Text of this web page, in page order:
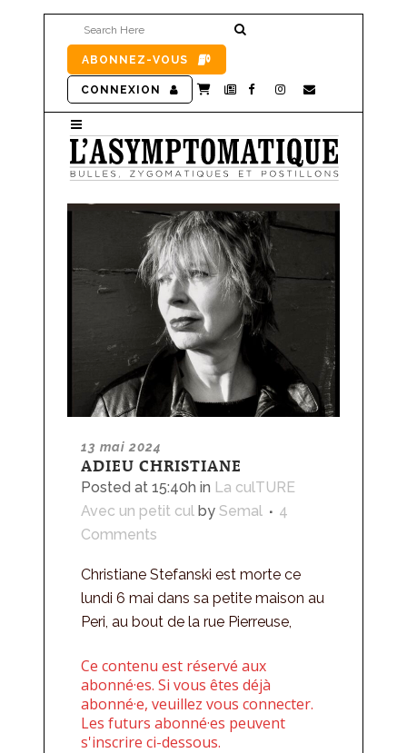
ABONNEZ-VOUS
CONNEXION
13 mai 2024
ADIEU CHRISTIANE
Posted at 15:40h in La culTURE
Avec un petit cul by Semal
4
Comments
Christiane Stefanski est morte ce
lundi 6 mai dans sa petite maison au
Peri, au bout de la rue Pierreuse,
Ce contenu est réservé aux
abonné·es. Si vous êtes déjà
abonné·e, veuillez vous connecter.
Les futurs abonné·es peuvent
s'inscrire ci-dessous.